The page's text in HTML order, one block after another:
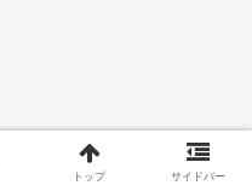
トップ サイドバー